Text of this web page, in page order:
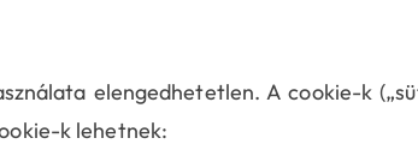
elengedhetetlen. A cookie-k
k lehetnek: